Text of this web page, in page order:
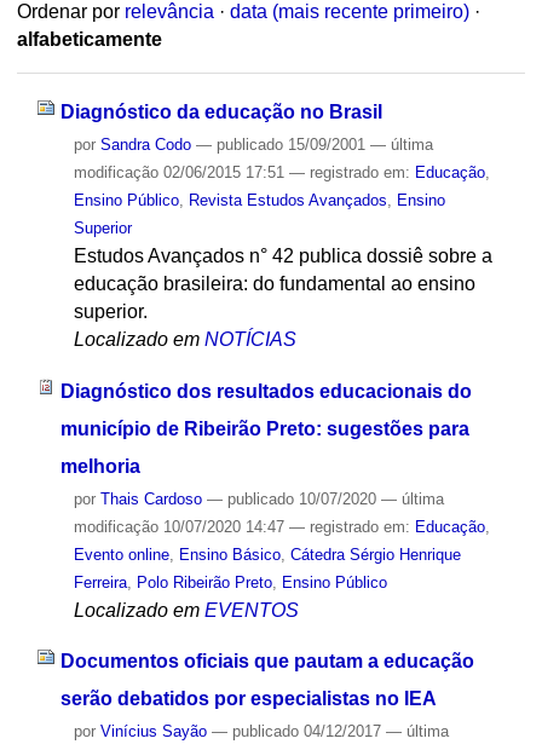
Ordenar por relevância · data (mais recente primeiro) ·
alfabeticamente
Diagnóstico da educação no Brasil
por Sandra Codo — publicado15/09/2001 — última
modificação02/06/2015 17:51 — registrado em: Educação,
Ensino Público, Revista Estudos Avançados
Ensino
Superior
Estudos Avançados n° 42 publica dossiê sobre a
educação brasileira: do fundamental ao ensino
superior.
Localizado em NOTÍCIAS
Diagnóstico dos resultados educacionais do
município de Ribeirão Preto: sugestões para
melhoria
por Thais Cardoso — publicado10/07/2020 — última
modificação10/07/2020 14:47 — registrado em: Educação,
Evento online, Ensino Básico, Cátedra Sérgio Henrique
Ferreira, Polo Ribeirão Preto, Ensino Público
Localizado em EVENTOS
Documentos oficiais que pautam a educação
serão debatidos por especialistas no IEA
por Vinícius Sayão — publicado04/12/2017 — última